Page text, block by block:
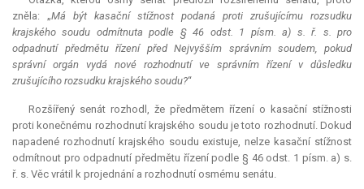
zněla: „Má být kasační stížnost podaná proti zrušujícímu rozsudku
krajského soudu odmítnuta podle § 46 odst. 1 písm. a) s. ř. s. pro
odpadnutí předmětu řízení před Nejvyšším správním soudem, pokud
správní orgán vydá nové rozhodnutí ve správním řízení v důsledku
zrušujícího rozsudku krajského soudu?“
Rozšířený senát rozhodl, že předmětem řízení o kasační stížnosti
proti konečnému rozhodnutí krajského soudu je toto rozhodnutí. Dokud
napadené rozhodnutí krajského soudu existuje, nelze kasační stížnost
odmítnout pro odpadnutí předmětu řízení podle § 46 odst. 1 písm. a) s.
ř. s. Věc vrátil k projednání a rozhodnutí osmému senátu.